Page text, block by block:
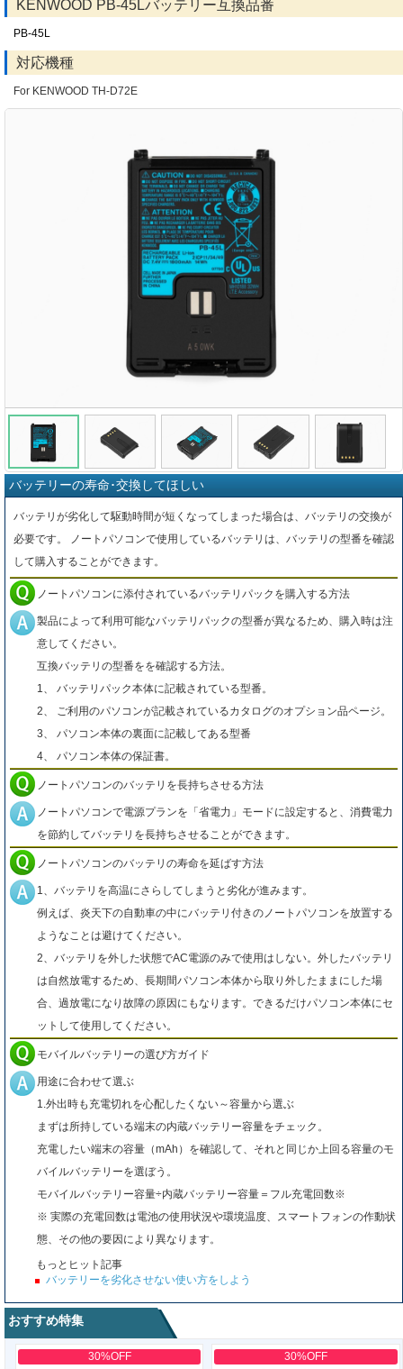
KENWOOD PB-45Lバッテリー互換品番
PB-45L
対応機種
For KENWOOD TH-D72E
バッテリーの寿命･交換してほしい
バッテリが劣化して駆動時間が短くなってしまった場合は、バッテリの交換が
必要です。 ノートパソコンで使用しているバッテリは、バッテリの型番を確認
して購入することができます。
ノートパソコンに添付されているバッテリパックを購入する方法
製品によって利用可能なバッテリパックの型番が異なるため、購入時は注
意してください。
互換バッテリの型番をを確認する方法。
1、 バッテリパック本体に記載されている型番。
2、 ご利用のパソコンが記載されているカタログのオプション品ページ。
3、 パソコン本体の裏面に記載してある型番
4、 パソコン本体の保証書。
ノートパソコンのバッテリを長持ちさせる方法
ノートパソコンで電源プランを「省電力」モードに設定すると、消費電力
を節約してバッテリを長持ちさせることができます。
ノートパソコンのバッテリの寿命を延ばす方法
1、バッテリを高温にさらしてしまうと劣化が進みます。
例えば、炎天下の自動車の中にバッテリ付きのノートパソコンを放置する
ようなことは避けてください。
2、バッテリを外した状態でAC電源のみで使用はしない。外したバッテリ
は自然放電するため、長期間パソコン本体から取り外したままにした場
合、過放電になり故障の原因にもなります。できるだけパソコン本体にセ
ットして使用してください。
モバイルバッテリーの選び方ガイド
用途に合わせて選ぶ
1.外出時も充電切れを心配したくない～容量から選ぶ
まずは所持している端末の内蔵バッテリー容量をチェック。
充電したい端末の容量（mAh）を確認して、それと同じか上回る容量のモ
バイルバッテリーを選ぼう。
モバイルバッテリー容量÷内蔵バッテリー容量＝フル充電回数※
※ 実際の充電回数は電池の使用状況や環境温度、スマートフォンの作動状
態、その他の要因により異なります。
もっとヒット記事
バッテリーを劣化させない使い方をしよう
おすすめ特集
30%OFF 30%OFF